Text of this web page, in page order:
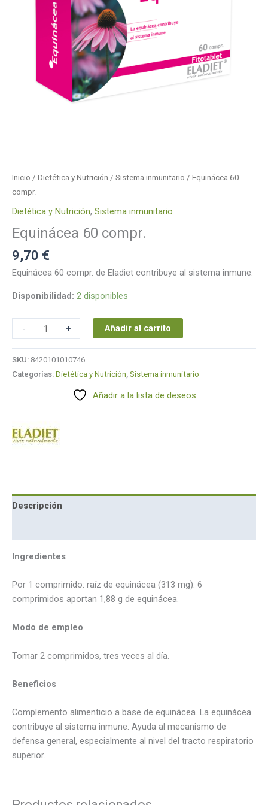
Inicio / Dietética y Nutrición / Sistema inmunitario / Equinácea 60
compr.
Dietética y Nutrición, Sistema inmunitario
Equinácea 60 compr.
9,70 €
Equinácea 60 compr. de Eladiet contribuye al sistema inmune.
Disponibilidad: 2 disponibles
- + Añadir al carrito
SKU: 8420101010746
Categorías: Dietética y Nutrición Sistema inmunitario
Añadir a la lista de deseos
Descripción
Ingredientes
Por 1 comprimido: raíz de equinácea (313 mg). 6
comprimidos aportan 1,88 g de equinácea.
Modo de empleo
Tomar 2 comprimidos, tres veces al día.
Beneficios
Complemento alimenticio a base de equinácea. La equinácea
contribuye al sistema inmune. Ayuda al mecanismo de
defensa general, especialmente al nivel del tracto respiratorio
superior.